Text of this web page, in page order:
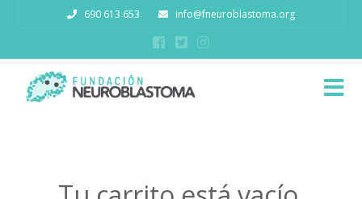
690 613 653 info@fneuroblastoma.org